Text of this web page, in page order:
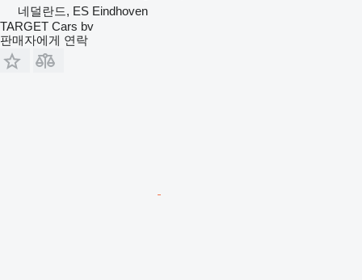
네덜란드, ES Eindhoven
TARGET Cars bv
판매자에게 연락